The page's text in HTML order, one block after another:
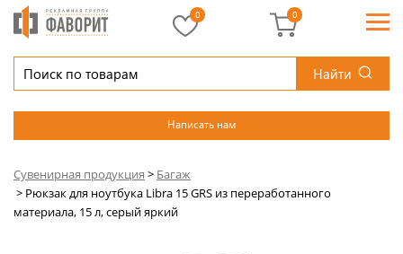
Найти
Написать нам
0 0
Сувенирная продукция > Багаж
> Рюкзак для ноутбука Libra 15 GRS из переработанного
материала, 15 л, серый яркий